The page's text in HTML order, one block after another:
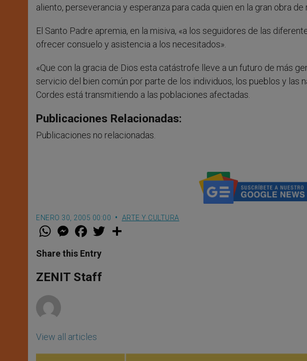
aliento, perseverancia y esperanza para cada quien en la gran obra
El Santo Padre apremia, en la misiva, «a los seguidores de las
ofrecer consuelo y asistencia a los necesitados».
«Que con la gracia de Dios esta catástrofe lleve a un futuro de más
servicio del bien común por parte de los individuos, los pueblos y las
Cordes está transmitiendo a las poblaciones afectadas.
Publicaciones Relacionadas:
Publicaciones no relacionadas.
ENERO 30, 2005 00:00 ARTE Y CULTURA
W
t
s
p
p
M
e
s
e
g
e
F
a
e
b
o
k
w
Share this Entry
ZENIT Staff
View all articles